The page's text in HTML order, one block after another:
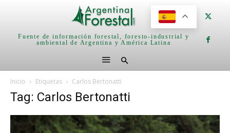
Fuente de información forestal, foresto-industrial y
ambiental de Argentina y América Latina
Inicio Etiquetas Carlos Bertonatti
Tag: Carlos Bertonatti